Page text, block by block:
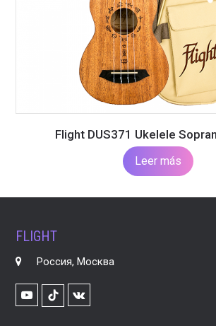
Flight DUS371 Ukelele
Leer más
FLIGHT
Россия, Москва
YoutubeTikTok
VK